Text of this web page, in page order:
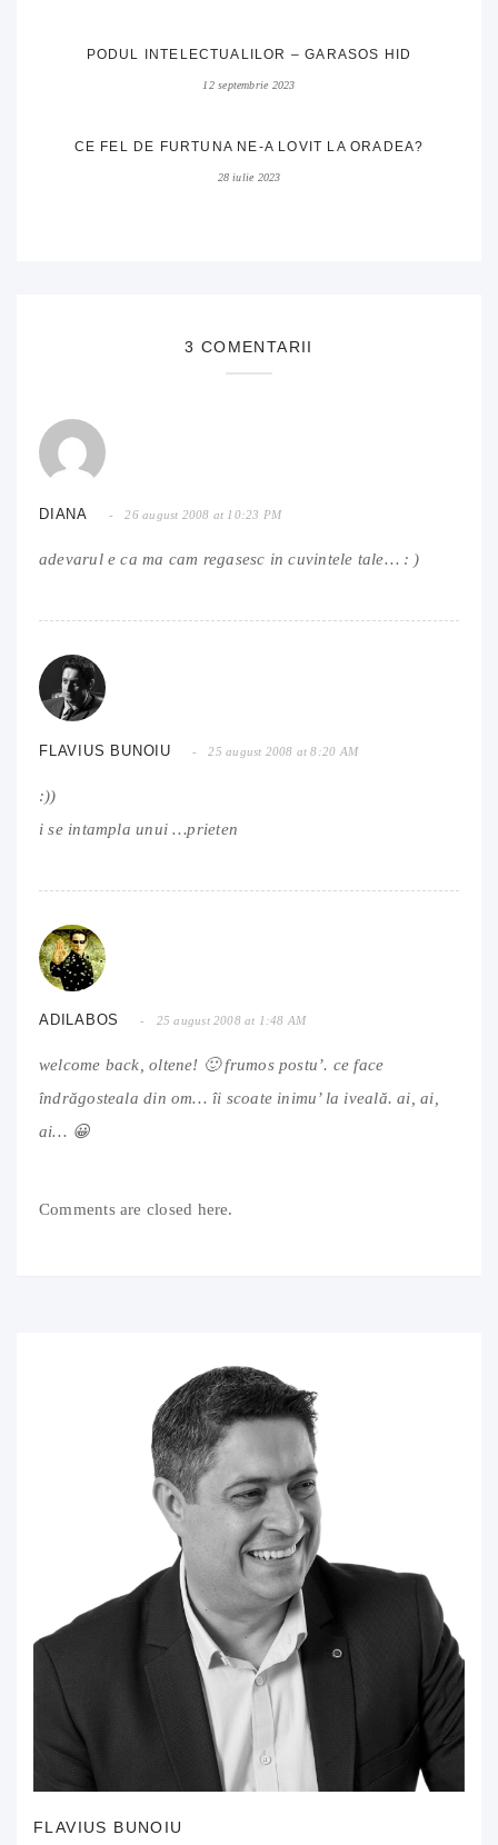
PODUL INTELECTUALILOR – GARASOS HID
12 septembrie 2023
CE FEL DE FURTUNA NE-A LOVIT LA ORADEA?
28 iulie 2023
3 COMENTARII
DIANA 26 august 2008 at 10:23 PM
adevarul e ca ma cam regasesc in cuvintele tale… : )
FLAVIUS BUNOIU 25 august 2008 at 8:20 AM
:))
i se intampla unui …prieten
ADILABOS 25 august 2008 at 1:48 AM
welcome back, oltene! 🙂 frumos postu’. ce face
îndrăgosteala din om… îi scoate inimu’ la iveală. ai, ai,
ai… 😀
Comments are closed here.
FLAVIUS BUNOIU